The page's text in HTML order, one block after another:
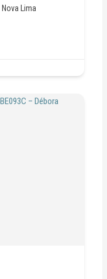
Nova Lima